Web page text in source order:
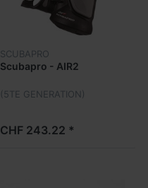
SCUBAPRO
Scubapro - AIR2
(5TE GENERATION)
CHF 243.22 *